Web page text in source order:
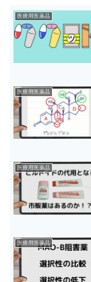
医療用医薬品
医療用医薬品
医療用医薬品
医療用医薬品